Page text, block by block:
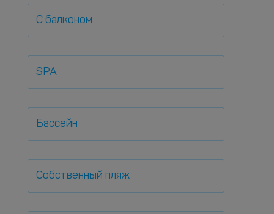
С балконом
SPA
Бассейн
Собственный пляж